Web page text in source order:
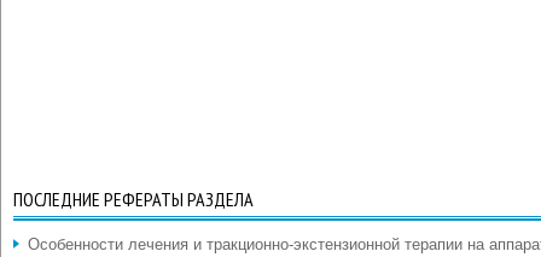
ПОСЛЕДНИЕ РЕФЕРАТЫ РАЗДЕЛА
Особенности лечения и тракционно-экстензионной терапии на